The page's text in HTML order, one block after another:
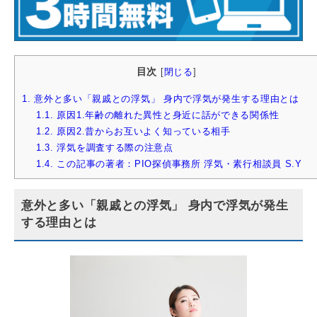
目次 閉じる
1.
意外と多い「親戚との浮気」 身内で浮気が発生する理由とは
1.1.
原因1.年齢の離れた異性と身近に話ができる関係性
1.2.
原因2.昔からお互いよく知っている相手
1.3.
浮気を調査する際の注意点
1.4.
この記事の著者：PIO探偵事務所 浮気・素行相談員 S.Y
意外と多い「親戚との浮気」 身内で浮気が発生
する理由とは